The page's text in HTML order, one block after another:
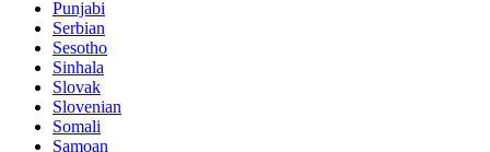
Punjabi
Serbian
Sesotho
Sinhala
Slovak
Slovenian
Somali
Samoan